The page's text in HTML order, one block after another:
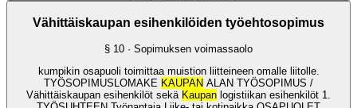
Vähittäiskaupan esihenkilöiden työehtosopimus
§ 10 · Sopimuksen voimassaolo
kumpikin osapuoli toimittaa muistion liitteineen omalle liitolle.
TYÖSOPIMUSLOMAKE KAUPAN ALAN TYÖSOPIMUS /
Vähittäiskaupan esihenkilöt sekä Kaupan logistiikan esihenkilöt 1.